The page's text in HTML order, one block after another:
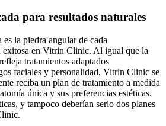
para resultados naturales
la piedra angular de cada
exitosa en Vitrin Clinic. Al igual que la
tratamientos adaptados
faciales y personalidad, Vitrin Clinic se
reciba un plan de tratamiento a medida
única y sus preferencias estéticas.
y tampoco deberían serlo dos planes